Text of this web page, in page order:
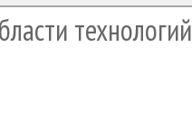
технологий